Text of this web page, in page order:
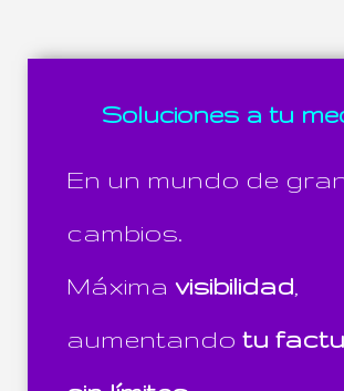
Soluciones a tu
En un mundo de
cambios.
Máxima visibilidad,
aumentando tu